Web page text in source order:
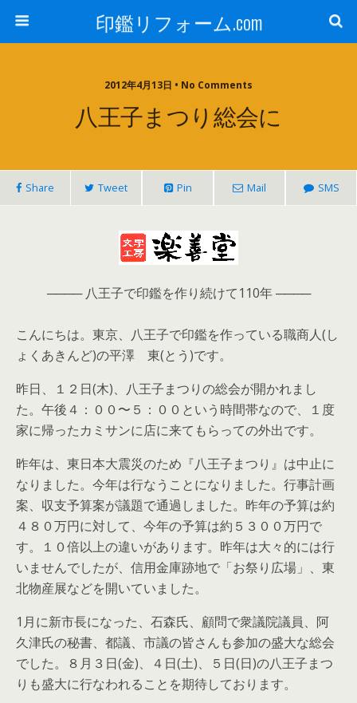
印鑑リフォーム.com
2012年4月13日 • No Comments
八王子まつり総会に
Share Tweet Pin Mail SMS
──── 八王子で印鑑を作り続けて110年 ────
こんにちは。東京、八王子で印鑑を作っている職商人(し
ょくあきんど)の平澤 東(とう)です。
昨日、１２日(木)、八王子まつりの総会が開かれまし
た。午後４：００〜５：００という時間帯なので、１度
家に帰ったカミサンに店に来てもらっての外出です。
昨年は、東日本大震災のため『八王子まつり』は中止に
なりました。今年は行なうことになりました。行事計画
案、収支予算案が議題で通過しました。昨年の予算は約
４８０万円に対して、今年の予算は約５３００万円で
す。１０倍以上の違いがあります。昨年は大々的には行
いませんでしたが、信用金庫跡地で「お祭り広場」、東
北物産展などを開いていました。
1月に新市長になった、石森氏、顧問で衆議院議員、阿
久津氏の秘書、都議、市議の皆さんも参加の盛大な総会
でした。８月３日(金)、４日(土)、５日(日)の八王子まつ
りも盛大に行なわれることを期待しております。